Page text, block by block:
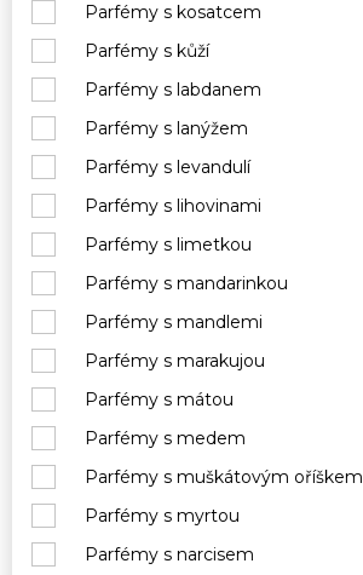
Parfémy s kosatcem
Parfémy s kůží
Parfémy s labdanem
Parfémy s lanýžem
Parfémy s levandulí
Parfémy s lihovinami
Parfémy s limetkou
Parfémy s mandarinkou
Parfémy s mandlemi
Parfémy s marakujou
Parfémy s mátou
Parfémy s medem
Parfémy s muškátovým oříškem
Parfémy s myrtou
Parfémy s narcisem